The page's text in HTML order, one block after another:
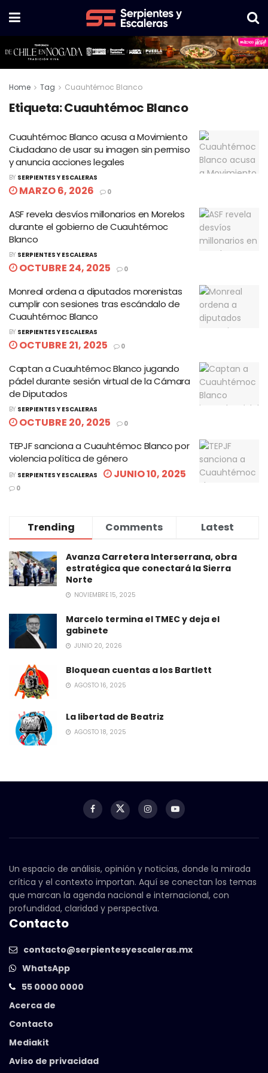
Home Tag Cuauhtémoc Blanco
Etiqueta:Cuauhtémoc Blanco
Cuauhtémoc Blanco acusa a Movimiento
Ciudadano de usar su imagen sin permiso
y anuncia acciones legales
BY SERPIENTES Y ESCALERAS
MARZO 6, 2026 0
ASF revela desvíos millonarios en Morelos
durante el gobierno de Cuauhtémoc
Blanco
BY SERPIENTES Y ESCALERAS
OCTUBRE 24, 2025 0
Monreal ordena a diputados morenistas
cumplir con sesiones tras escándalo de
Cuauhtémoc Blanco
BY SERPIENTES Y ESCALERAS
OCTUBRE 21, 2025 0
Captan a Cuauhtémoc Blanco jugando
pádel durante sesión virtual de la Cámara
de Diputados
BY SERPIENTES Y ESCALERAS
OCTUBRE 20, 2025 0
TEPJF sanciona a Cuauhtémoc Blanco por
violencia política de género
BY SERPIENTES Y ESCALERAS JUNIO 10, 2025
0
Trending Comments Latest
Avanza Carretera Interserrana, obra
estratégica que conectará la Sierra
Norte
NOVIEMBRE 15, 2025
Marcelo termina el TMEC y deja el
gabinete
JUNIO 20, 2026
Bloquean cuentas a los Bartlett
AGOSTO 16, 2025
La libertad de Beatriz
AGOSTO 18, 2025
Un espacio de análisis, opinión y noticias, donde la mirada
crítica y el contexto importan. Aquí se conectan los temas
que marcan la agenda nacional e internacional, con
profundidad, claridad y perspectiva.
Contacto
contacto@serpientesyescaleras.mx
WhatsApp
55 0000 0000
Acerca de
Contacto
Mediakit
Aviso de privacidad